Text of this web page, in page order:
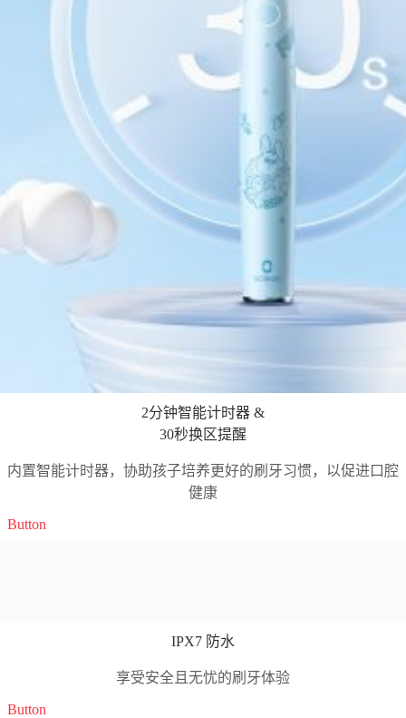
2分钟智能计时器 &
30秒换区提醒
内置智能计时器，协助孩子培养更好的刷牙习惯，以促进口腔
健康
Button
IPX7 防水
享受安全且无忧的刷牙体验
Button